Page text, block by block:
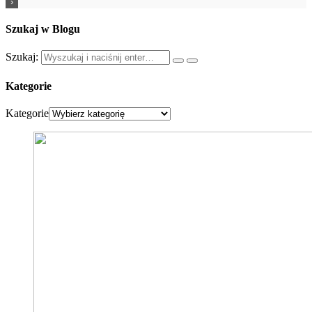
Szukaj w Blogu
Szukaj:
Kategorie
Kategorie